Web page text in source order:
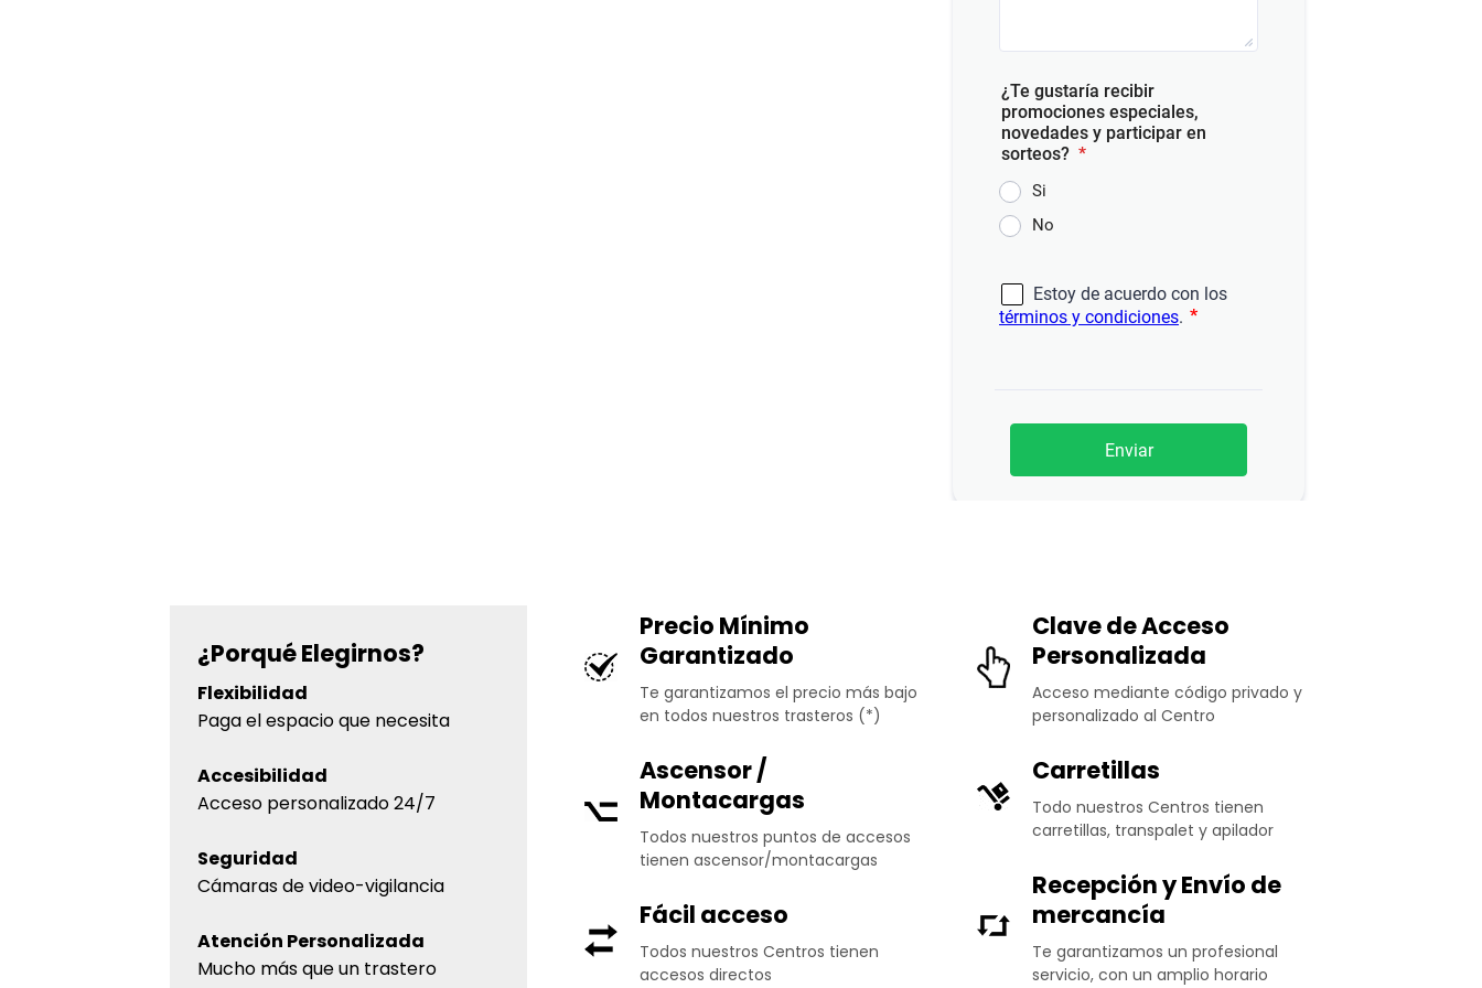
¿Porqué Elegirnos?
Flexibilidad
Paga el espacio que necesita
Accesibilidad
Acceso personalizado 24/7
Seguridad
Cámaras de video-vigilancia
Atención Personalizada
Mucho más que un trastero
Precio Mínimo
Garantizado
Te garantizamos el precio más bajo
en todos nuestros trasteros (*)
Ascensor /
Montacargas
Todos nuestros puntos de accesos
tienen ascensor/montacargas
Fácil acceso
Todos nuestros Centros tienen
accesos directos
Clave de Acceso
Personalizada
Acceso mediante código privado y
personalizado al Centro
Carretillas
Todo nuestros Centros tienen
carretillas, transpalet y apilador
Recepción y Envío de
mercancía
Te garantizamos un profesional
servicio, con un amplio horario